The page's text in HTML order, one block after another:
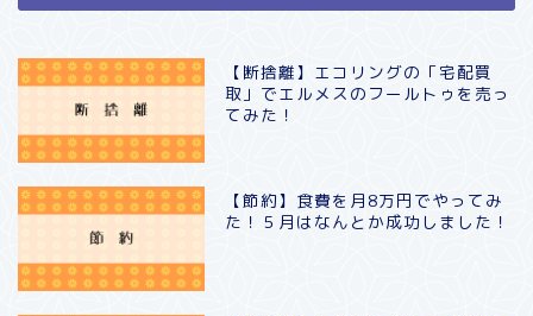
【断捨離】エコリングの「宅配買
取」でエルメスのフールトゥを売っ
てみた！
【節約】食費を月8万円でやってみ
た！５月はなんとか成功しました！